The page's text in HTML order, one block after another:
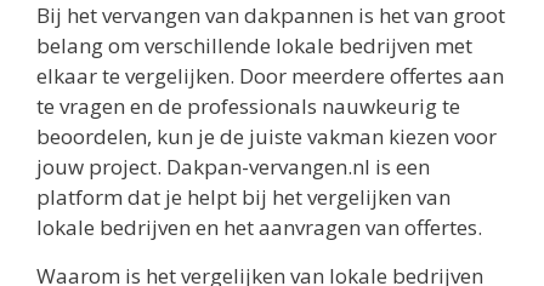
Bij het vervangen van dakpannen is het van groot
belang om verschillende lokale bedrijven met
elkaar te vergelijken. Door meerdere offertes aan
te vragen en de professionals nauwkeurig te
beoordelen, kun je de juiste vakman kiezen voor
jouw project. Dakpan-vervangen.nl is een
platform dat je helpt bij het vergelijken van
lokale bedrijven en het aanvragen van offertes.
Waarom is het vergelijken van lokale bedrijven